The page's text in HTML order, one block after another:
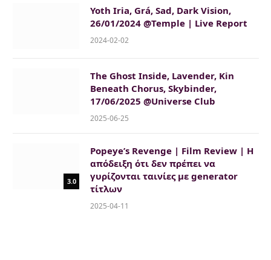
Yoth Iria, Grá, Sad, Dark Vision,
26/01/2024 @Temple | Live Report
2024-02-02
The Ghost Inside, Lavender, Kin
Beneath Chorus, Skybinder,
17/06/2025 @Universe Club
2025-06-25
3.0
Popeye’s Revenge | Film Review | Η
απόδειξη ότι δεν πρέπει να
γυρίζονται ταινίες με generator
τίτλων
2025-04-11